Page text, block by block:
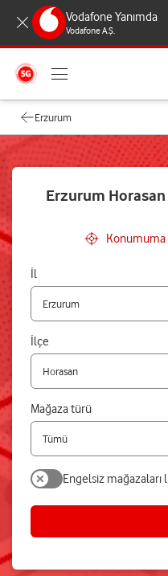
Vodafone Yanımda
Vodafone A.Ş.
Erzurum
Erzurum
Konumuma
İl
İlçe
Mağaza türü
Engelsiz mağazaları